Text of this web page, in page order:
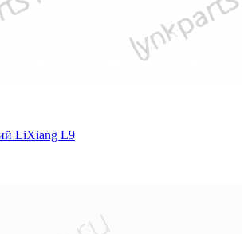
LiXiang L9